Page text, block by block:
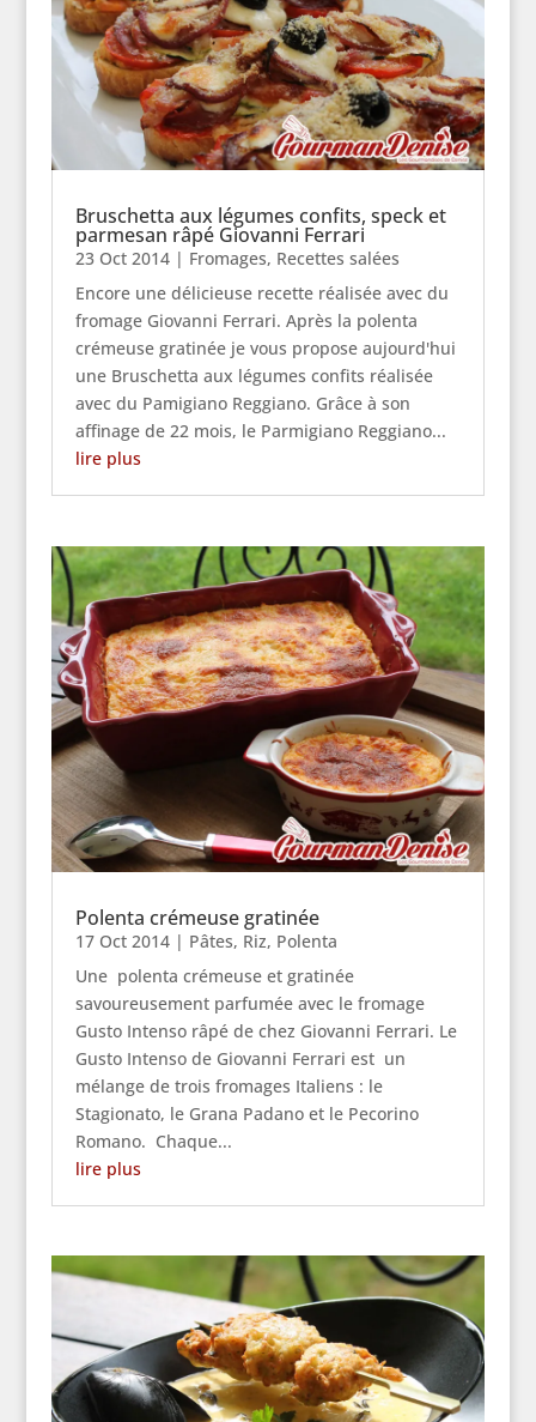
Bruschetta aux légumes confits, speck et
parmesan râpé Giovanni Ferrari
23 Oct 2014| Fromages, Recettes salées
Encore une délicieuse recette réalisée avec du
fromage Giovanni Ferrari. Après la polenta
crémeuse gratinée je vous propose aujourd'hui
une Bruschetta aux légumes confits réalisée
avec du Pamigiano Reggiano. Grâce à son
affinage de 22 mois, le Parmigiano Reggiano...
lire plus
Polenta crémeuse gratinée
17 Oct 2014| Pâtes, Riz, Polenta
Une polenta crémeuse et gratinée
savoureusement parfumée avec le fromage
Gusto Intenso râpé de chez Giovanni Ferrari. Le
Gusto Intenso de Giovanni Ferrari est un
mélange de trois fromages Italiens : le
Stagionato, le Grana Padano et le Pecorino
Romano. Chaque...
lire plus